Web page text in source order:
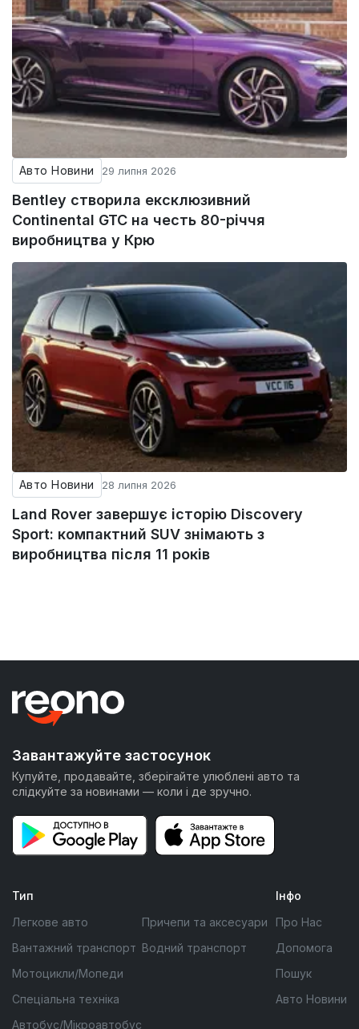
Авто Новини 29 липня 2026
Bentley створила ексклюзивний
Continental GTC на честь 80-річчя
виробництва у Крю
Авто Новини 28 липня 2026
Land Rover завершує історію Discovery
Sport: компактний SUV знімають з
виробництва після 11 років
Завантажуйте застосунок
Купуйте, продавайте, зберігайте улюблені авто та
слідкуйте за новинами — коли і де зручно.
Тип
Легкове авто
Вантажний транспорт
Мотоцикли/Мопеди
Спеціальна техніка
Автобус/Мікроавтобус
Причепи та аксесуари
Водний транспорт
Інфо
Про Нас
Допомога
Пошук
Авто Новини